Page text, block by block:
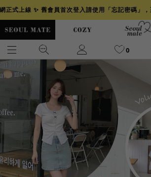
正式上線 ✨ 舊會員首次登入請使用「忘記密碼」
0
背心 舒
小香風 透膚 小香 牛
襯衫 褲裙 牛仔裙
涼感